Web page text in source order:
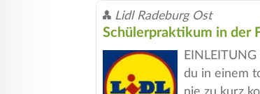
Lidl Radeburg Ost
Schülerpraktikum in der
du in einem
nie zu kurz